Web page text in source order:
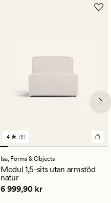
5
omdömen
med
ett
genomsnittligt
betyg
på
4 (5)
Isa, Forms & Objects
Modul 1,5-sits utan armstöd
natur
Pris 6 999,90 kr
6 999,90 kr